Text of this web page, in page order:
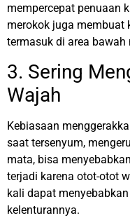
mempercepat penuaan
merokok juga membuat
termasuk di area
3. Sering
Wajah
Kebiasaan
saat tersenyum,
mata, bisa
terjadi karena otot-otot
kali dapat
kelenturannya.